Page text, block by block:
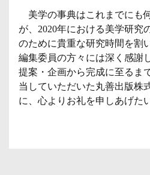
美学の事典はこれまでにも
が、2020年における美学研究
のために貴重な研究時間を割
編集委員の方々には深く感謝
提案・企画から完成に至るま
当していただいた丸善出版株
に、心よりお礼を申しあげたい